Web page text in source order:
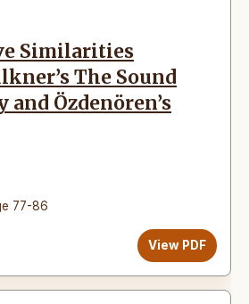
Similarities
The Sound
and Özdenören’s
77-86
View PDF